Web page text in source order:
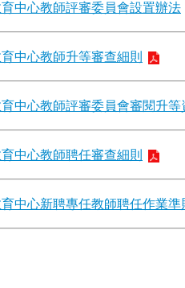
中心教師評審委員會設置辦法
中心教師升等審查細則
中心教師評審委員會審閱升等
中心教師聘任審查細則
中心新聘專任教師聘任作業準